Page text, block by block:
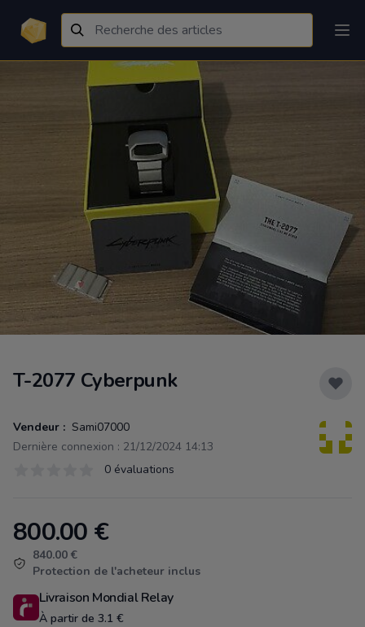
T-2077 Cyberpunk
Vendeur : Sami07000
Dernière connexion : 21/12/2024 14:13
0 évaluations
Product information
800.00 €
840.00 €
Protection de l'acheteur inclus
Livraison Mondial Relay
À partir de 3.1 €